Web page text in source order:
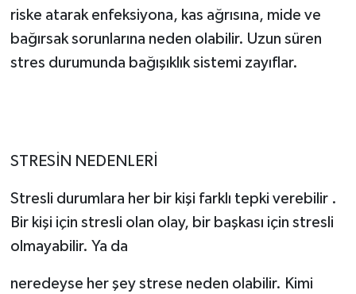
riske atarak enfeksiyona, kas ağrısına, mide ve
bağırsak sorunlarına neden olabilir. Uzun süren
stres durumunda bağışıklık sistemi zayıflar.
STRESİN NEDENLERİ
Stresli durumlara her bir kişi farklı tepki verebilir .
Bir kişi için stresli olan olay, bir başkası için stresli
olmayabilir. Ya da
neredeyse her şey strese neden olabilir. Kimi
YAŞAM